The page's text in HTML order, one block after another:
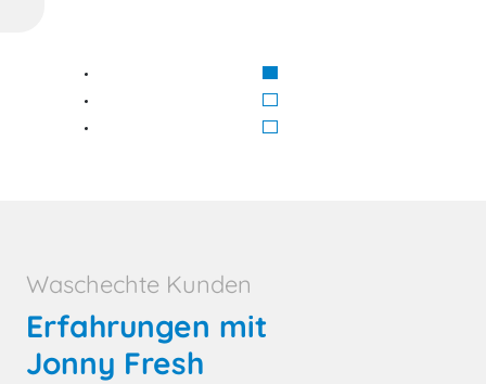
Waschechte Kunden
Erfahrungen mit
Jonny Fresh